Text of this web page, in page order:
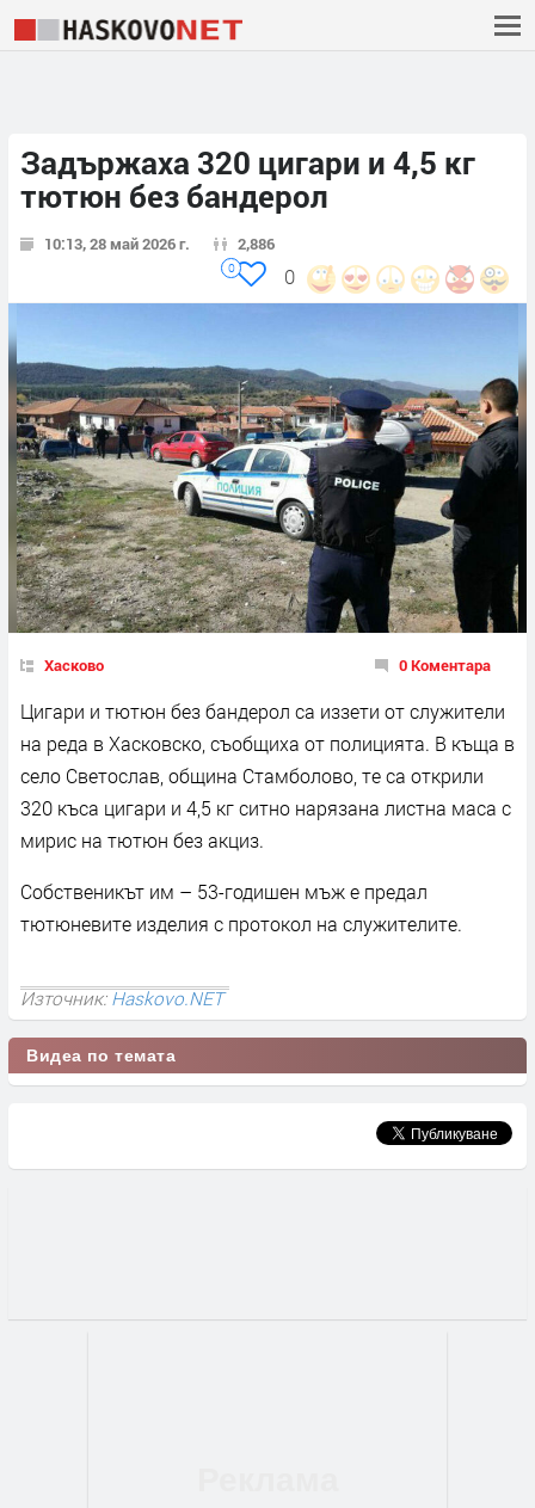
Задържаха 320 цигари и 4,5 кг
тютюн без бандерол
10:13, 28 май 2026 г. 2,886
0
0
Хасково 0 Коментара
Цигари и тютюн без бандерол са иззети от служители
на реда в Хасковско, съобщиха от полицията. В къща в
село Светослав, община Стамболово, те са открили
320 къса цигари и 4,5 кг ситно нарязана листна маса с
мирис на тютюн без акциз.
Собственикът им – 53-годишен мъж е предал
тютюневите изделия с протокол на служителите.
Източник:Haskovo.NET
Видеа по темата